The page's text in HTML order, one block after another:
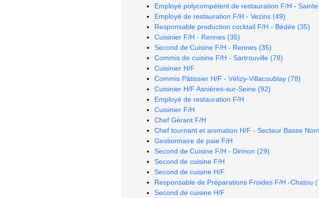
Employé polycompétent de restauration F/H -
Employé de restauration F/H - Vezins (49)
Responsable production cocktail F/H - Bédée (35)
Cuisinier F/H - Rennes (35)
Second de Cuisine F/H - Rennes (35)
Commis de cuisine F/H - Sartrouville (78)
Cuisinier H/F
Commis Pâtissier H/F - Vélizy-Villacoublay (78)
Cuisinier H/F Asnières-sur-Seine (92)
Employé de restauration F/H
Cuisinier F/H
Chef Gérant F/H
Chef tournant et animation H/F - Secteur Basse
Gestionnaire de paie F/H
Second de Cuisine F/H - Dirinon (29)
Second de cuisine F/H
Second de cuisine H/F
Responsable de Préparations Froides F/H -Chatou
Second de cuisine H/F